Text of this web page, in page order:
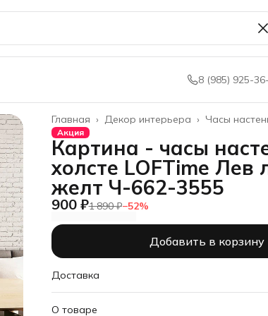
8 (985) 925-
Часы
Декор интерьера ›
Главная ›
Акция
Картина - часы
холсте LOFTime Лев
желт Ч-662-3555
900 ₽1 890 ₽−52%
Добавить в корзину
Доставка
О товаре